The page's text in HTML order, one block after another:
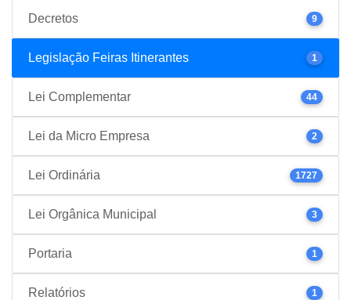
Decretos 9
Legislação Feiras Itinerantes 1
Lei Complementar 44
Lei da Micro Empresa 2
Lei Ordinária 1727
Lei Orgânica Municipal 3
Portaria 1
Relatórios 1